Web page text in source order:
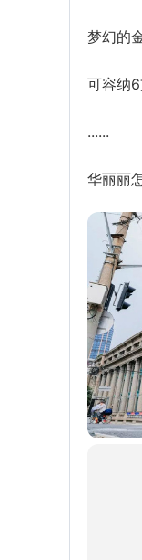
梦幻的
可容纳6
......
华丽丽